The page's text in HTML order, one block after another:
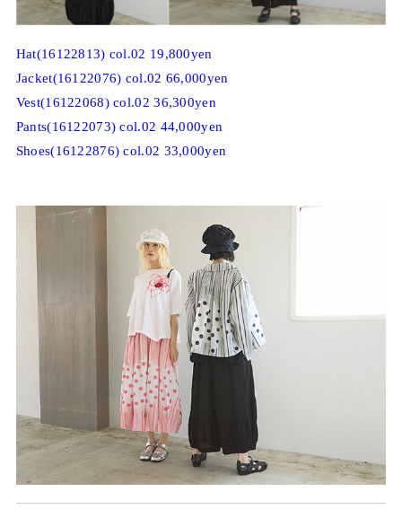
Hat(16122813) col.02 19,800yen
Jacket(16122076) col.02 66,000yen
Vest(16122068) col.02 36,300yen
Pants(16122073) col.02 44,000yen
Shoes(16122876) col.02 33,000yen